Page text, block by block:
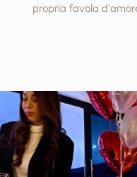
propria favola